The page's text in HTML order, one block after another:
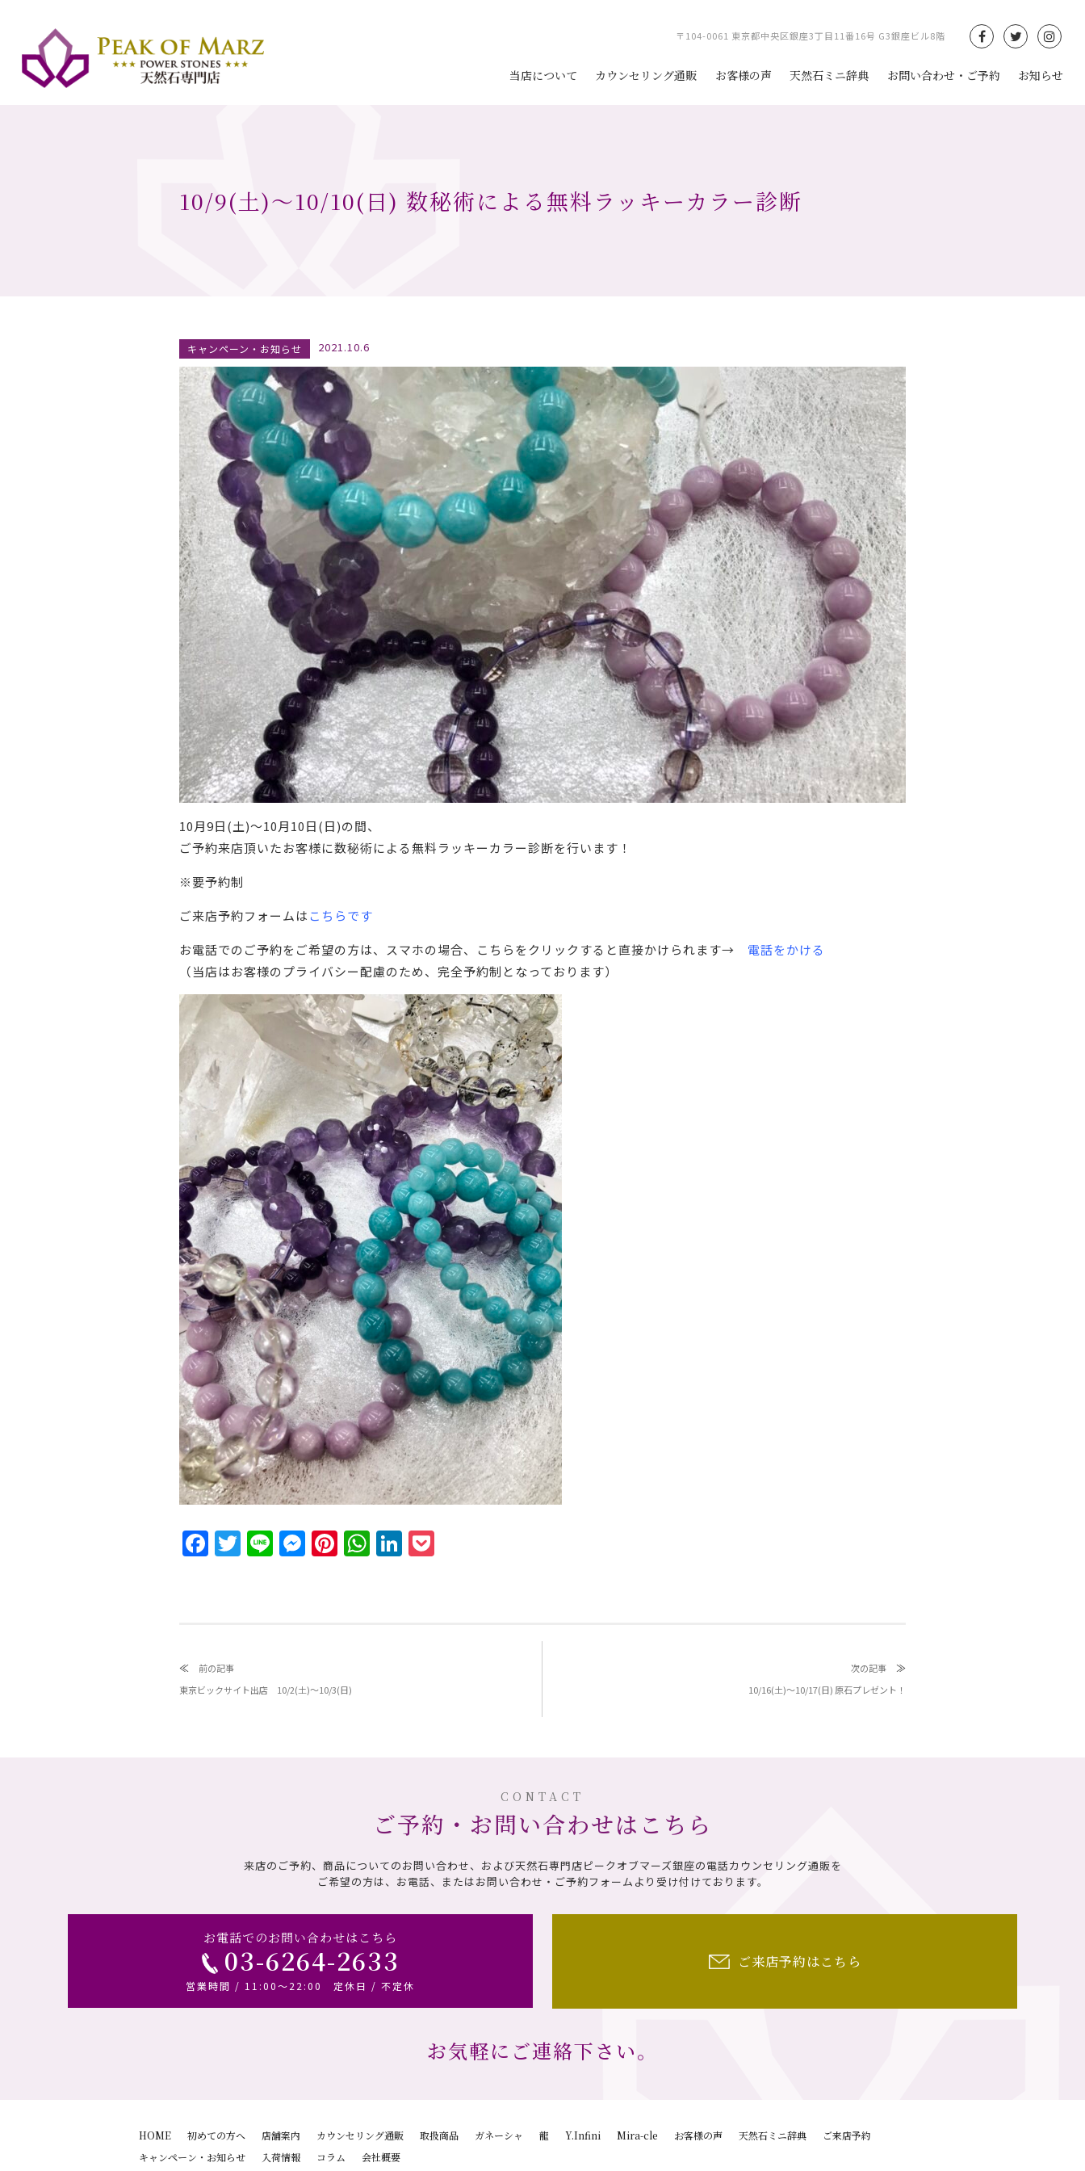
〒104-0061 東京都中央区銀座3丁目11番16号 G3銀座ビル8階
当店について カウンセリング通販 お客様の声 天然石ミニ辞典 お問い合わせ・ご予約 お知らせ
10/9(土)〜10/10(日) 数秘術による無料ラッキーカラー診断
キャンペーン・お知らせ 2021.10.6
10月9日(土)〜10月10日(日)の間、
ご予約来店頂いたお客様に数秘術による無料ラッキーカラー診断を行います！
※要予約制
ご来店予約フォームはこちらです
お電話でのご予約をご希望の方は、スマホの場合、こちらをクリックすると直接かけられます→ 電話をかける
（当店はお客様のプライバシー配慮のため、完全予約制となっております）
FacebookTwitterLine MessengerPinterestWhatsAppLinkedIn
≪ 前の記事
東京ビックサイト出店 10/2(土)〜10/3(日)
次の記事 ≫
10/16(土)〜10/17(日) 原石プレゼント！
CONTACT
ご予約・お問い合わせはこちら
来店のご予約、商品についてのお問い合わせ、および天然石専門店ピークオブマーズ銀座の電話カウンセリング通販を
ご希望の方は、お電話、またはお問い合わせ・ご予約フォームより受け付けております。
お電話でのお問い合わせはこちら
03-6264-2633
営業時間 / 11:00～22:00 定休日 / 不定休
ご来店予約はこちら
お気軽にご連絡下さい。
HOME 初めての方へ 店舗案内 カウンセリング通販 取扱商品 ガネーシャ 龍 Y.Infini Mira-cle お客様の声 天然石ミニ辞典
ご来店予約
キャンペーン・お知らせ
入荷情報 コラム 会社概要